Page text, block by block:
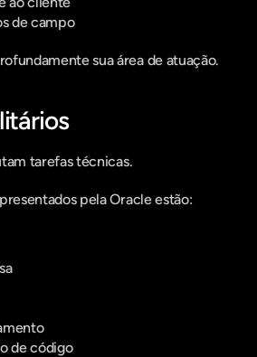
de campo
sua área de atuação.
tarefas técnicas.
pela Oracle estão:
de código